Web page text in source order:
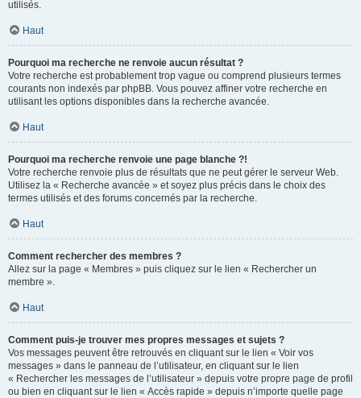
utilisés.
Haut
Pourquoi ma recherche ne renvoie aucun résultat ?
Votre recherche est probablement trop vague ou comprend plusieurs termes
courants non indexés par phpBB. Vous pouvez affiner votre recherche en
utilisant les options disponibles dans la recherche avancée.
Haut
Pourquoi ma recherche renvoie une page blanche ?!
Votre recherche renvoie plus de résultats que ne peut gérer le serveur Web.
Utilisez la « Recherche avancée » et soyez plus précis dans le choix des
termes utilisés et des forums concernés par la recherche.
Haut
Comment rechercher des membres ?
Allez sur la page « Membres » puis cliquez sur le lien « Rechercher un
membre ».
Haut
Comment puis-je trouver mes propres messages et sujets ?
Vos messages peuvent être retrouvés en cliquant sur le lien « Voir vos
messages » dans le panneau de l’utilisateur, en cliquant sur le lien
« Rechercher les messages de l’utilisateur » depuis votre propre page de profil
ou bien en cliquant sur le lien « Accès rapide » depuis n’importe quelle page